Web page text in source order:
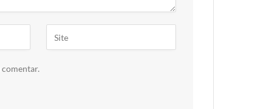
comentar.